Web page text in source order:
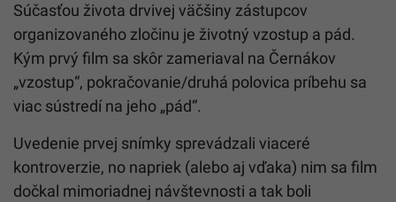
Súčasťou života drvivej väčšiny zástupcov
organizovaného zločinu je životný vzostup a pád.
Kým prvý film sa skôr zameriaval na Černákov
„vzostup“, pokračovanie/druhá polovica príbehu sa
viac sústredí na jeho „pád“.
Uvedenie prvej snímky sprevádzali viaceré
kontroverzie, no napriek (alebo aj vďaka) nim sa film
dočkal mimoriadnej návštevnosti a tak boli